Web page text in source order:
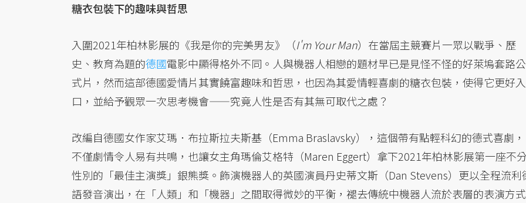
糖衣包裝下的趣味與哲思
入圍2021年柏林影展的《我是你的完美男友》（I'm Your Man）在當屆主競賽片一眾以戰爭、歷
史、教育為題的德國電影中顯得格外不同。人與機器人相戀的題材早已是見怪不怪的好萊塢套路公
式片，然而這部德國愛情片其實饒富趣味和哲思，也因為其愛情輕喜劇的糖衣包裝，使得它更好入
口，並給予觀眾一次思考機會——究竟人性是否有其無可取代之處？
改編自德國女作家艾瑪．布拉斯拉夫斯基（Emma Braslavsky），這個帶有點輕科幻的德式喜劇，
不僅劇情令人易有共鳴，也讓女主角瑪倫艾格特（Maren Eggert）拿下2021年柏林影展第一座不
性別的「最佳主演獎」銀熊獎。飾演機器人的英國演員丹史蒂文斯（Dan Stevens）更以全程流利
語發音演出，在「人類」和「機器」之間取得微妙的平衡，褪去傳統中機器人流於表層的表演方式